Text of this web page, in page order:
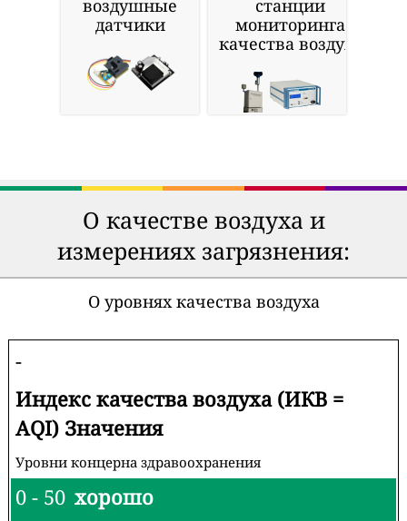
воздушные
датчики
станции
мониторинга
качества воздуха
О качестве воздуха и
измерениях загрязнения:
О уровнях качества воздуха
-
Индекс качества воздуха (ИКВ =
AQI) Значения
Уровни концерна здравоохранения
0 - 50 хорошо